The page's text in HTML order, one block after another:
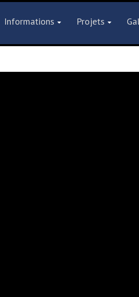
Informations Projets